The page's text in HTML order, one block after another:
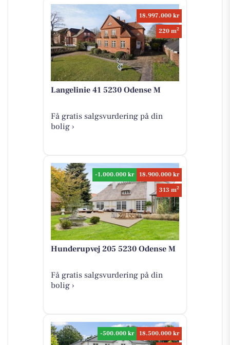
18.997.000 kr
220 m2
Langelinie 41 5230 Odense M
Få gratis salgsvurdering på din
bolig ›
-1.000.000 kr
18.900.000 kr
313 m2
Hunderupvej 205 5230 Odense M
Få gratis salgsvurdering på din
bolig ›
-500.000 kr
18.500.000 kr